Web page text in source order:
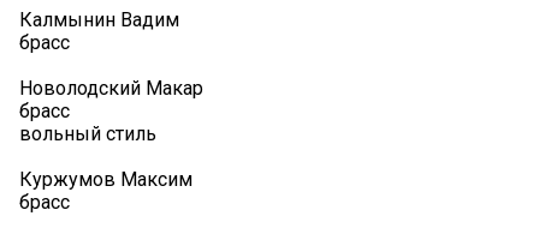
Калмынин Вадим
брасс
Новолодский Макар
брасс
вольный стиль
Куржумов Максим
брасс